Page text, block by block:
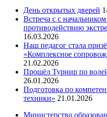
День открытых дверей
Встреча с с
противодействию
16.03.2026
Наш педагог стала
«Комплексное
21.02.2026
Прошёл Турнир по
26.01.2026
Подготовка по
техники» 21.01.2026
Министерство